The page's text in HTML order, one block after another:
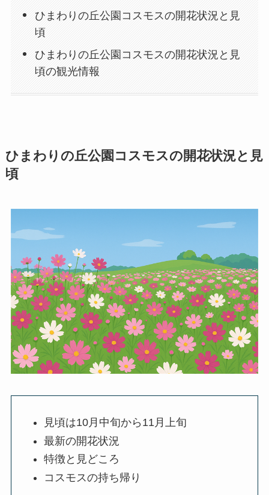
ひまわりの丘公園コスモスの開花状況と見
頃
ひまわりの丘公園コスモスの開花状況と見
頃の観光情報
ひまわりの丘公園コスモスの開花状況と見
頃
見頃は10月中旬から11月上旬
最新の開花状況
特徴と見どころ
コスモスの持ち帰り